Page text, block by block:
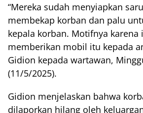
“Mereka sudah menyiapkan
membekap korban dan palu
kepala korban. Motifnya karena
memberikan mobil itu kepada
Gidion kepada wartawan,
(11/5/2025).
Gidion menjelaskan bahwa
dilaporkan hilang oleh